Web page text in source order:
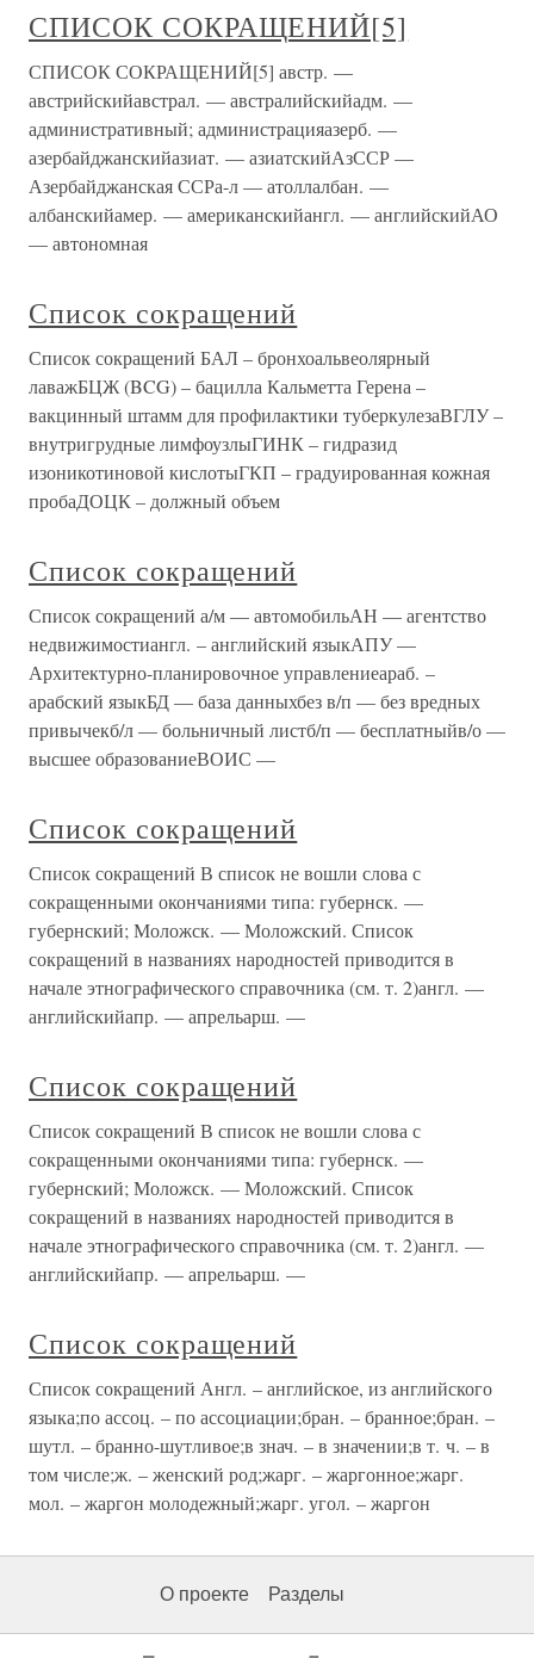
СПИСОК СОКРАЩЕНИЙ[5]
СПИСОК СОКРАЩЕНИЙ[5] австр. —
австрийскийавстрал. — австралийскийадм. —
административный; администрацияазерб. —
азербайджанскийазиат. — азиатскийАзССР —
Азербайджанская ССРа-л — атоллалбан. —
албанскийамер. — американскийангл. — английскийАО
— автономная
Список сокращений
Список сокращений БАЛ – бронхоальвеолярный
лаважБЦЖ (BCG) – бацилла Кальметта Герена –
вакцинный штамм для профилактики туберкулезаВГЛУ –
внутригрудные лимфоузлыГИНК – гидразид
изоникотиновой кислотыГКП – градуированная кожная
пробаДОЦК – должный объем
Список сокращений
Список сокращений а/м — автомобильАН — агентство
недвижимостиангл. – английский языкАПУ —
Архитектурно-планировочное управлениеараб. –
арабский языкБД — база данныхбез в/п — без вредных
привычекб/л — больничный листб/п — бесплатныйв/о —
высшее образованиеВОИС —
Список сокращений
Список сокращений В список не вошли слова с
сокращенными окончаниями типа: губернск. —
губернский; Моложск. — Моложский. Список
сокращений в названиях народностей приводится в
начале этнографического справочника (см. т. 2)англ. —
английскийапр. — апрельарш. —
Список сокращений
Список сокращений В список не вошли слова с
сокращенными окончаниями типа: губернск. —
губернский; Моложск. — Моложский. Список
сокращений в названиях народностей приводится в
начале этнографического справочника (см. т. 2)англ. —
английскийапр. — апрельарш. —
Список сокращений
Список сокращений Англ. – английское, из английского
языка;по ассоц. – по ассоциации;бран. – бранное;бран. –
шутл. – бранно-шутливое;в знач. – в значении;в т. ч. – в
том числе;ж. – женский род;жарг. – жаргонное;жарг.
мол. – жаргон молодежный;жарг. угол. – жаргон
О проекте Разделы